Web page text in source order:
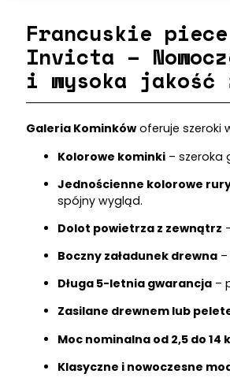
Francuskie
Invicta –
i wysoka jakość
Galeria Kominkówoferuje szeroki
Kolorowe kominki– szeroka
Jednościenne kolorowe
spójny wygląd.
Dolot powietrza z zewnątrz
Boczny załadunek drewna–
Długa 5-letnia gwarancja–
Zasilane drewnem lub
Moc nominalna od 2,5 do 14
Klasyczne i nowoczesne